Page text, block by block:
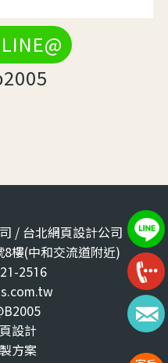
/ 台北網頁設計公司
樓(中和交流道附近)
2516
設計
方案